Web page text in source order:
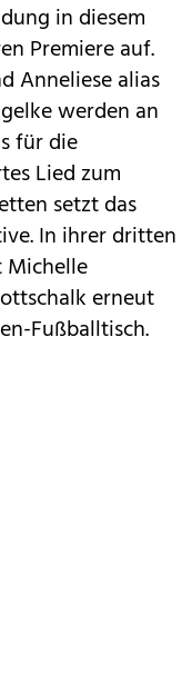
in diesem
Premiere auf.
Anneliese alias
werden an
für die
Lied zum
setzt das
In ihrer dritten
Michelle
erneut
Fußballtisch.